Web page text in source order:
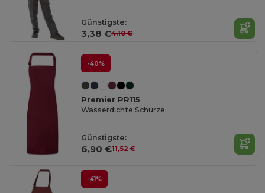
Günstigste:
3,38 €4,10 €
-40%
Premier PR115
Wasserdichte Schürze
Günstigste:
6,90 €11,52 €
-41%